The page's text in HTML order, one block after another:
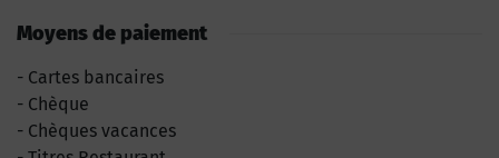
Moyens de paiement
Cartes bancaires
Chèque
Chèques vacances